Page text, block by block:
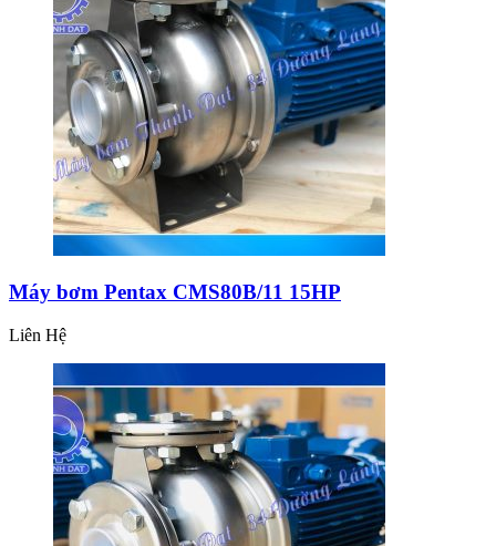
Máy bơm Pentax CMS80B/11 15HP
Liên Hệ